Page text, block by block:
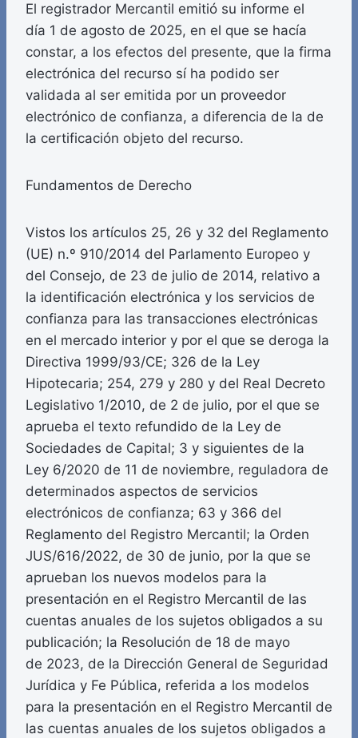
El registrador Mercantil emitió su informe el
día 1 de agosto de 2025, en el que se hacía
constar, a los efectos del presente, que la firma
electrónica del recurso sí ha podido ser
validada al ser emitida por un proveedor
electrónico de confianza, a diferencia de la de
la certificación objeto del recurso.
Fundamentos de Derecho
Vistos los artículos 25, 26 y 32 del Reglamento
(UE) n.º 910/2014 del Parlamento Europeo y
del Consejo, de 23 de julio de 2014, relativo a
la identificación electrónica y los servicios de
confianza para las transacciones electrónicas
en el mercado interior y por el que se deroga la
Directiva 1999/93/CE; 326 de la Ley
Hipotecaria; 254, 279 y 280 y del Real Decreto
Legislativo 1/2010, de 2 de julio, por el que se
aprueba el texto refundido de la Ley de
Sociedades de Capital; 3 y siguientes de la
Ley 6/2020 de 11 de noviembre, reguladora de
determinados aspectos de servicios
electrónicos de confianza; 63 y 366 del
Reglamento del Registro Mercantil; la Orden
JUS/616/2022, de 30 de junio, por la que se
aprueban los nuevos modelos para la
presentación en el Registro Mercantil de las
cuentas anuales de los sujetos obligados a su
publicación; la Resolución de 18 de mayo
de 2023, de la Dirección General de Seguridad
Jurídica y Fe Pública, referida a los modelos
para la presentación en el Registro Mercantil de
las cuentas anuales de los sujetos obligados a